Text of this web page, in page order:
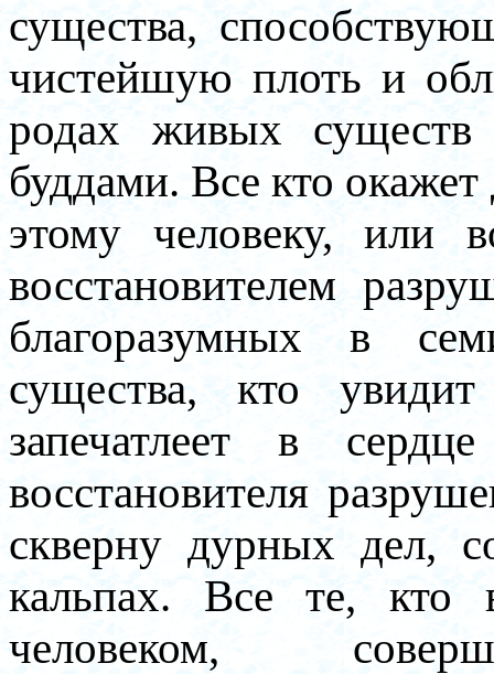
существа,
чистейшую плоть и
родах живых
буддами. Все кто
этому человеку, или
восстановителем
благоразумных в
существа, кто
запечатлеет в
восстановителя
скверну дурных дел,
кальпах. Все те,
человеком,